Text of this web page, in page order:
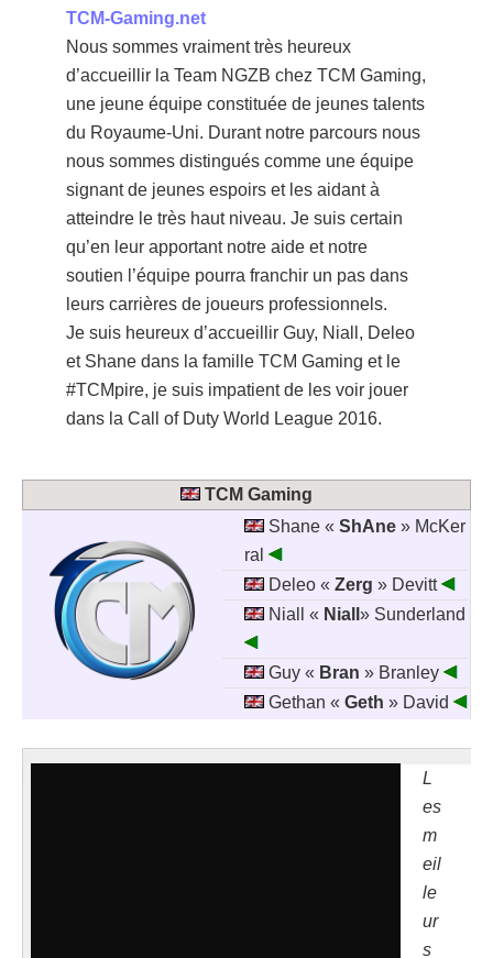
TCM-Gaming.net
Nous sommes vraiment très heureux
d’accueillir la Team NGZB chez TCM Gaming,
une jeune équipe constituée de jeunes talents
du Royaume-Uni. Durant notre parcours nous
nous sommes distingués comme une équipe
signant de jeunes espoirs et les aidant à
atteindre le très haut niveau. Je suis certain
qu’en leur apportant notre aide et notre
soutien l’équipe pourra franchir un pas dans
leurs carrières de joueurs professionnels.
Je suis heureux d’accueillir Guy, Niall, Deleo
et Shane dans la famille TCM Gaming et le
#TCMpire, je suis impatient de les voir jouer
dans la Call of Duty World League 2016.
TCM Gaming
Shane « ShAne » McKer
ral
Deleo « Zerg » Devitt
Niall « Niall » Sunderland
Guy « Bran » Branley
Gethan « Geth » David
L
es
m
eil
le
ur
s